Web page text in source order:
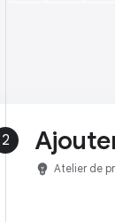
2
emoji_objects Atelier de